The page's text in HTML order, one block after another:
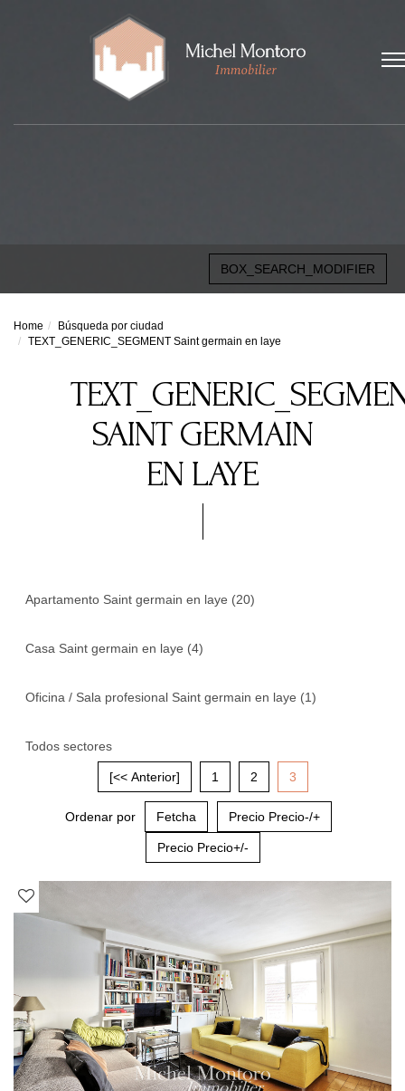
BOX_SEARCH_MODIFIER
Home
Búsqueda por ciudad
TEXT_GENERIC_SEGMENT Saint germain en laye
SAINT GERMAIN
EN LAYE
Apartamento Saint germain en laye (20)
Casa Saint germain en laye (4)
Oficina / Sala profesional Saint germain en laye (1)
Todos sectores
[<< Anterior] 1 2 3
Ordenar por Fetcha Precio Precio-/+
Precio Precio+/-